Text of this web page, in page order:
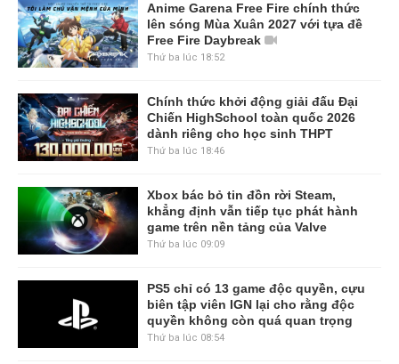
Anime Garena Free Fire chính thức
lên sóng Mùa Xuân 2027 với tựa đề
Free Fire Daybreak
Thứ ba lúc 18:52
Chính thức khởi động giải đấu Đại
Chiến HighSchool toàn quốc 2026
dành riêng cho học sinh THPT
Thứ ba lúc 18:46
Xbox bác bỏ tin đồn rời Steam,
khẳng định vẫn tiếp tục phát hành
game trên nền tảng của Valve
Thứ ba lúc 09:09
PS5 chỉ có 13 game độc quyền, cựu
biên tập viên IGN lại cho rằng độc
quyền không còn quá quan trọng
Thứ ba lúc 08:54